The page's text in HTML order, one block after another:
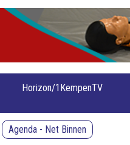
Horizon/1KempenTV
Agenda - Net Binnen